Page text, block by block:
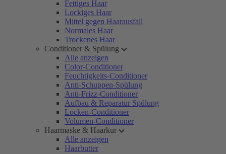
Fettiges Haar
Lockiges Haar
Mittel gegen Haarausfall
Normales Haar
Trockenes Haar
Conditioner & Spülung
Alle anzeigen
Color-Conditioner
Feuchtigkeits-Conditioner
Anti-Schuppen-Spülung
Anti-Frizz-Conditioner
Aufbau & Reparatur Spülung
Locken-Conditioner
Volumen-Conditioner
Haarmaske & Haarkur
Alle anzeigen
Haarbutter